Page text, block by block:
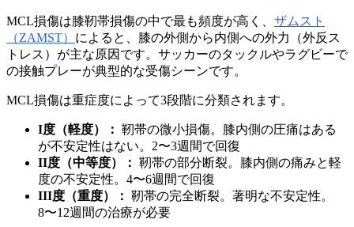
MCL損傷は膝靭帯損傷の中で最も頻度が高く、 ザムスト
（ZAMST） によると、膝の外側から内側への外力（外反ス
トレス）が主な原因です。サッカーのタックルやラグビーで
の接触プレーが典型的な受傷シーンです。
MCL損傷は重症度によって3段階に分類されます。
I度（軽度）： 靭帯の微小損傷。膝内側の圧痛はある
が不安定性はない。2〜3週間で回復
II度（中等度）： 靭帯の部分断裂。膝内側の痛みと軽
度の不安定性。4〜6週間で回復
III度（重度）： 靭帯の完全断裂。著明な不安定性。
8〜12週間の治療が必要